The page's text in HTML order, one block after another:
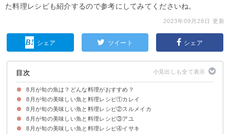
た料理レシピも紹介するので参考にしてみてくださいね。
2023年09月28日 更新
シェア ツイート シェア
目次
8月が旬の魚は？どんな料理がおすすめ？
8月が旬の美味しい魚と料理レシピ①カレイ
料理レシピ｜カレイの中華出汁あんかけ
8月が旬の美味しい魚と料理レシピ②スルメイカ
料理レシピ｜スルメイカのラタトゥイユ
8月が旬の美味しい魚と料理レシピ③アユ
料理レシピ｜アユときのこの和風ペペロンチーノ
8月が旬の美味しい魚と料理レシピ④イサキ